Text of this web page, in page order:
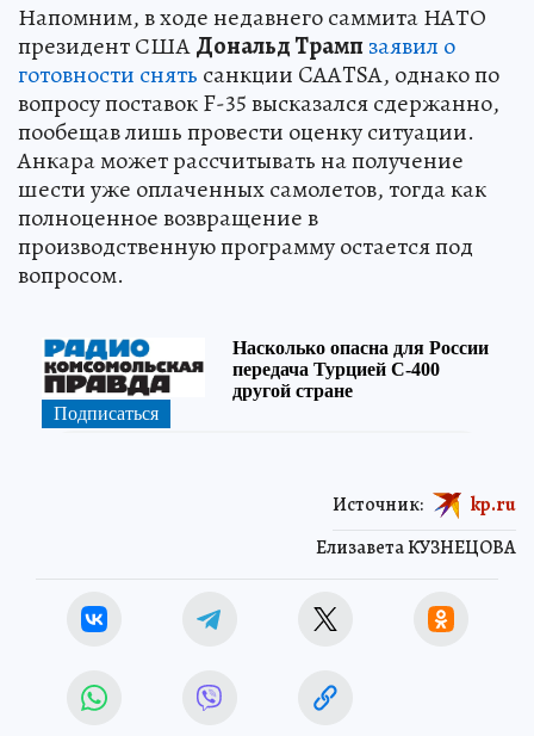
Напомним, в ходе недавнего саммита НАТО
президент СШАДональд Трамп заявил о
готовности снять санкции CAATSA, однако по
вопросу поставок F-35 высказался сдержанно,
пообещав лишь провести оценку ситуации.
Анкара может рассчитывать на получение
шести уже оплаченных самолетов, тогда как
полноценное возвращение в
производственную программу остается под
вопросом.
Елизавета КУЗНЕЦОВА
Источник: kp.ru